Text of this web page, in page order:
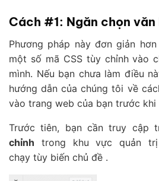
Cách #1: Ngăn chọn văn
Phương pháp này đơn giản
một số mã CSS tùy chỉnh vào
mình. Nếu bạn chưa làm điều
hướng dẫn của chúng tôi về
vào trang web của bạn trước khi
Trước tiên, bạn cần truy cập
chỉnh trong khu vực quản trị
chạy tùy biến chủ đề .